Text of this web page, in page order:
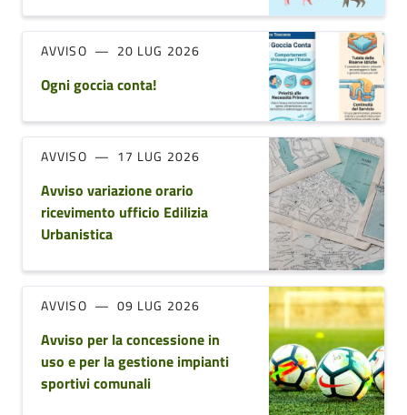
AVVISO 20 LUG 2026
Ogni goccia conta!
AVVISO 17 LUG 2026
Avviso variazione orario
ricevimento ufficio Edilizia
Urbanistica
AVVISO 09 LUG 2026
Avviso per la concessione in
uso e per la gestione impianti
sportivi comunali